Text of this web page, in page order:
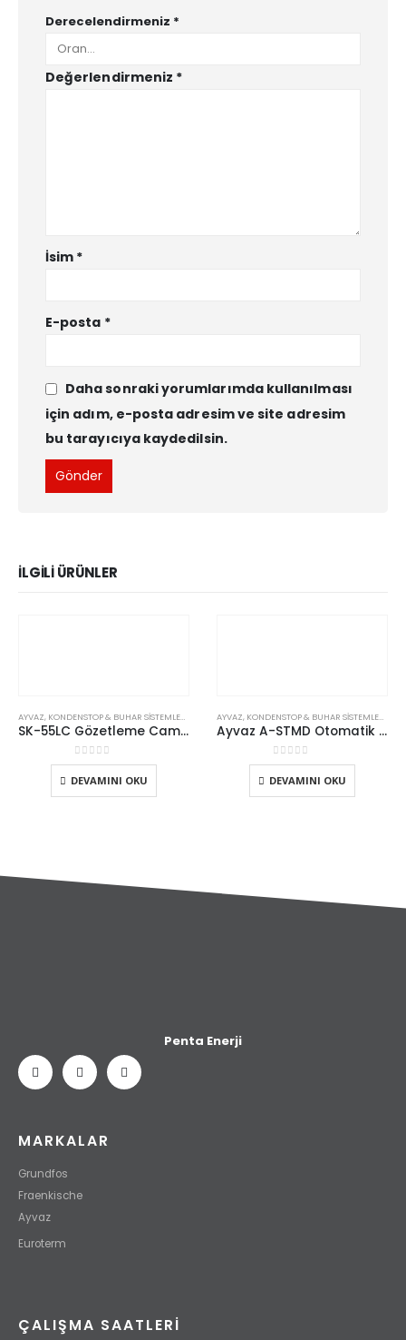
Derecelendirmeniz *
Değerlendirmeniz *
İsim *
E-posta *
Daha sonraki yorumlarımda kullanılması
için adım, e-posta adresim ve site adresim
bu tarayıcıya kaydedilsin.
İLGILI ÜRÜNLER
AYVAZ, KONDENSTOP & BUHAR SISTEMLERI MEKANIK KONDENSTOPLAR
SK-55LC Gözetleme Camlı (Şamandıralı) Kondenstop
05 üzerinden
DEVAMINI OKU
AYVAZ, KONDENSTOP & BUHAR SISTEMLERI
Ayvaz A-STMD Otomatik Kondenstop İzleme Cihazı
05 üzerinden
DEVAMINI OKU
Penta Enerji
MARKALAR
Grundfos
Fraenkische
Ayvaz
Euroterm
ÇALIŞMA SAATLERI